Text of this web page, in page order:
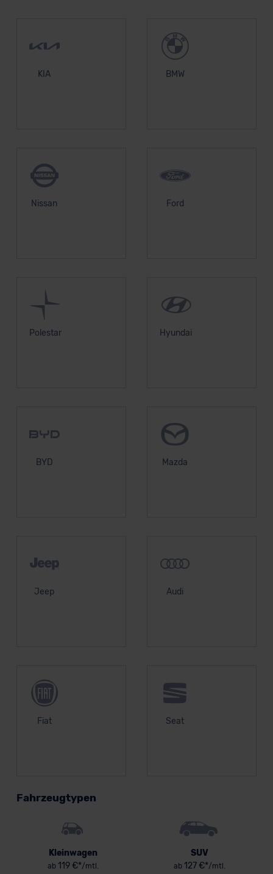
KIA BMW
Nissan Ford
Polestar Hyundai
BYD Mazda
Jeep Audi
Fiat Seat
Fahrzeugtypen
Kleinwagen
ab 119 €*/mtl.
SUV
ab 127 €*/mtl.